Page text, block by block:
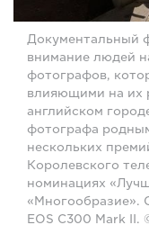
Документальный
внимание людей
фотографов,
влияющими на их
английском
фотографа
нескольких
Королевского
номинациях
«Многообразие».
EOS C300 Mark